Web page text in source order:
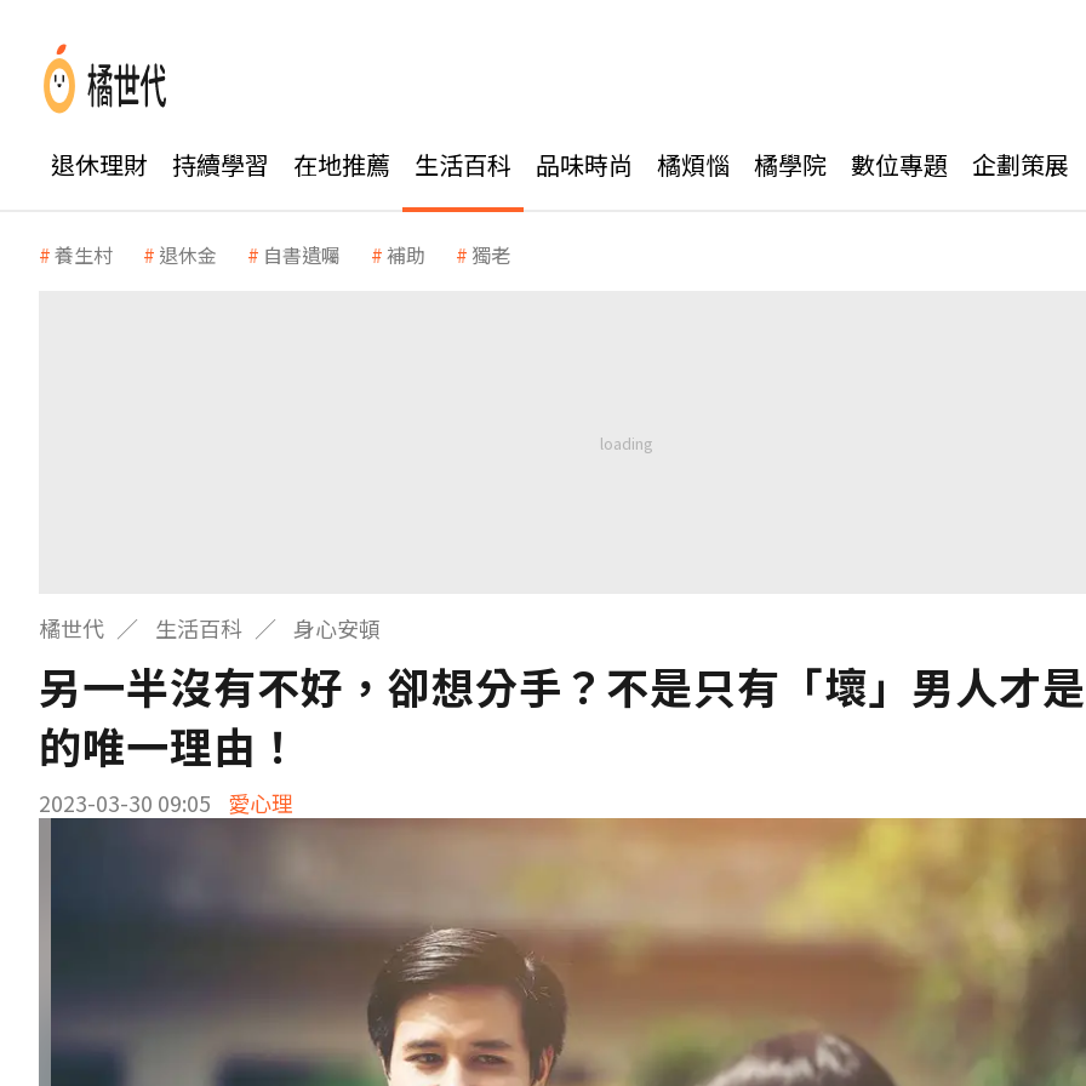
退休理財 持續學習 在地推薦 生活百科 品味時尚 橘煩惱 橘學院 數位專題 企劃策展
養生村 退休金 自書遺囑 補助 獨老
橘世代 生活百科 身心安頓
另一半沒有不好，卻想分手？不是只有「壞」男人才
的唯一理由！
2023-03-30 09:05 愛心理